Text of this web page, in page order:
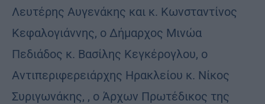
Λευτέρης Αυγενάκης και κ. Κωνσταντίνος
Κεφαλογιάννης, ο Δήμαρχος Μινώα
Πεδιάδος κ. Βασίλης Κεγκέρογλου, ο
Αντιπεριφερειάρχης Ηρακλείου κ. Νίκος
Συριγωνάκης, , ο Άρχων Πρωτέδικος της